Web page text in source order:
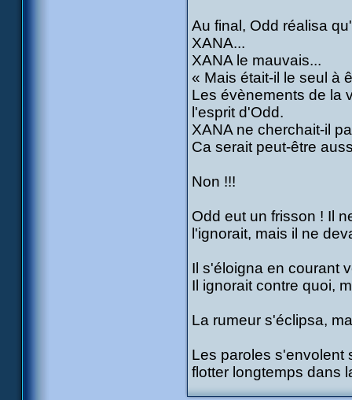
Au final, Odd réalisa
XANA...
XANA le mauvais...
« Mais était-il le seul à
Les évènements de la
l'esprit d'Odd.
XANA ne cherchait-il
Ca serait peut-être
Non !!!
Odd eut un frisson ! Il
l'ignorait, mais il ne
Il s'éloigna en courant
Il ignorait contre quoi,
La rumeur s'éclipsa,
Les paroles s'envolent
flotter longtemps dans